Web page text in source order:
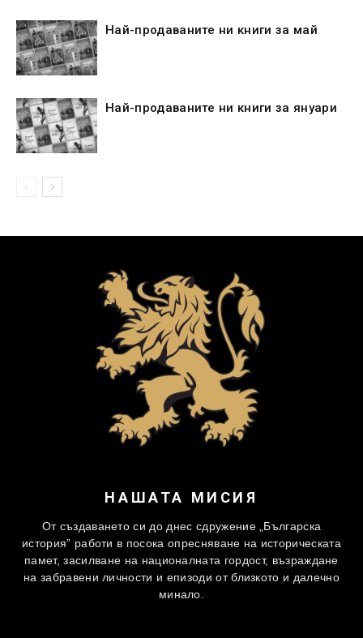
Най-продаваните ни книги за май
Най-продаваните ни книги за януари
НАШАТА МИСИЯ
От създаването си до днес сдружение „Българска
история” работи в посока опресняване на историческата
памет, засилване на националната гордост, възраждане
на забравени личности и епизоди от близкото и далечно
минало.